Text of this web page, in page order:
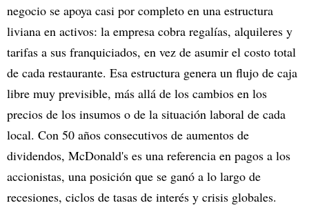
negocio se apoya casi por completo en una estructura
liviana en activos: la empresa cobra regalías, alquileres y
tarifas a sus franquiciados, en vez de asumir el costo total
de cada restaurante. Esa estructura genera un flujo de caja
libre muy previsible, más allá de los cambios en los
precios de los insumos o de la situación laboral de cada
local. Con 50 años consecutivos de aumentos de
dividendos, McDonald's es una referencia en pagos a los
accionistas, una posición que se ganó a lo largo de
recesiones, ciclos de tasas de interés y crisis globales.